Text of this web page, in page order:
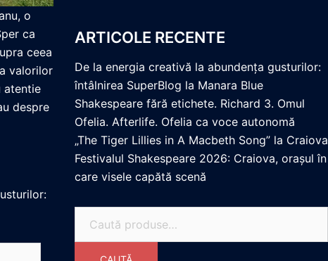
o
ca
ceea
valorilor
atentie
despre
ARTICOLE RECENTE
De la energia creativă la abundența gusturilor:
întâlnirea SuperBlog la Manara Blue
Shakespeare fără etichete. Richard 3. Omul
Ofelia. Afterlife. Ofelia ca voce autonomă
„The Tiger Lillies in A Macbeth Song” la Craiova
Festivalul Shakespeare 2026: Craiova, orașul în
care visele capătă scenă